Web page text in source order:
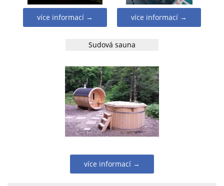
více informací → více informací →
Sudová sauna
více informací →